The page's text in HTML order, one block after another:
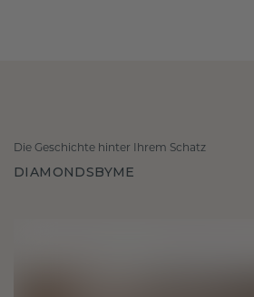
Die Geschichte hinter Ihrem Schatz
DIAMONDSBYME